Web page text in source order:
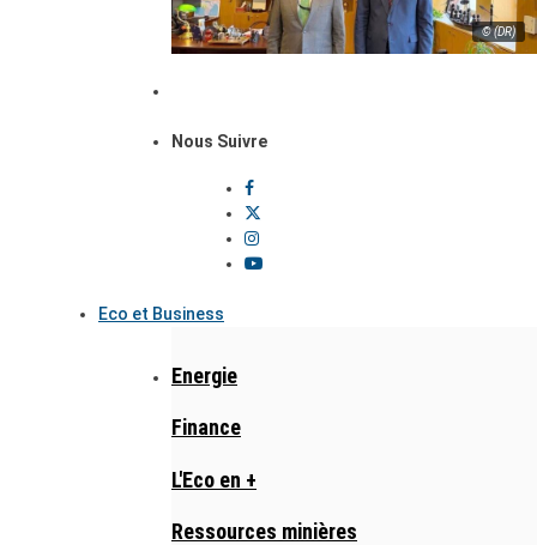
© (DR)
Nous Suivre
Eco et Business
Energie
Finance
L'Eco en +
Ressources minières